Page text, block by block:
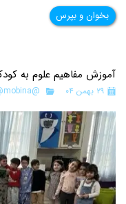
بخوان و بپرس
آموزش مفاهیم علوم به
۲۹ بهمن ۰۴ @pishyek